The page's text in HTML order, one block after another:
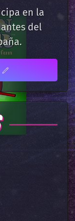
en la
del